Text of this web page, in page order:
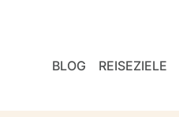
BLOG REISEZIELE